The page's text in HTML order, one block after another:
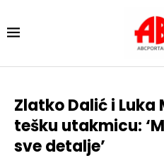
Zlatko Dalić i
tešku utakmicu:
sve detalje’